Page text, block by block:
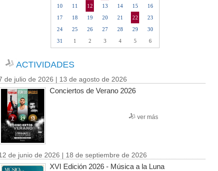
10
11 12 13 14 15
16
17
18 19 20 21 22
23
24
25 26 27 28 29
30
31
1 2 3 4 5 6
ACTIVIDADES
de julio de 2026 | 13 de agosto de 2026
Conciertos de Verano 2026
ver más
de junio de 2026 | 18 de septiembre de 2026
XVI Edición 2026 - Música a la Luna